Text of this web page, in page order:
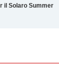
il Solaro Summer